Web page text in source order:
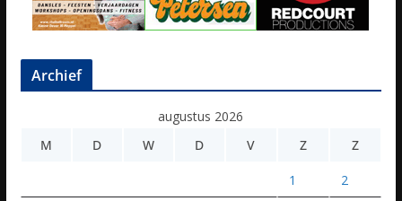
Archief
augustus 2026
M
D W D V Z Z
1 2